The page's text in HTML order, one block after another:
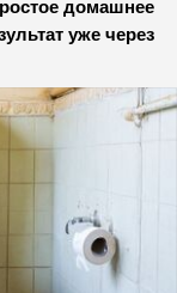
домашнее
уже через